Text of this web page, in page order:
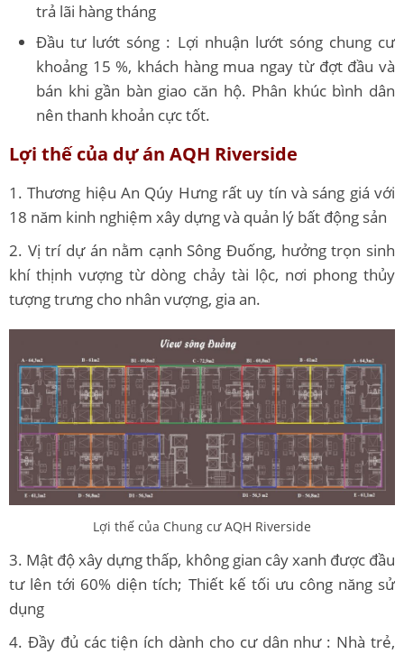
trả lãi hàng tháng
Đầu tư lướt sóng : Lợi nhuận lướt sóng chung cư
khoảng 15 %, khách hàng mua ngay từ đợt đầu và
bán khi gần bàn giao căn hộ. Phân khúc bình dân
nên thanh khoản cực tốt.
Lợi thế của dự án AQH Riverside
1. Thương hiệu An Qúy Hưng rất uy tín và sáng giá với
18 năm kinh nghiệm xây dựng và quản lý bất động sản
2. Vị trí dự án nằm cạnh Sông Đuống, hưởng trọn sinh
khí thịnh vượng từ dòng chảy tài lộc, nơi phong thủy
tượng trưng cho nhân vượng, gia an.
Lợi thế của Chung cư AQH Riverside
3. Mật độ xây dựng thấp, không gian cây xanh được đầu
tư lên tới 60% diện tích; Thiết kế tối ưu công năng sử
dụng
4. Đầy đủ các tiện ích dành cho cư dân như : Nhà trẻ,